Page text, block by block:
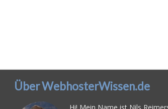
Über WebhosterWissen.de